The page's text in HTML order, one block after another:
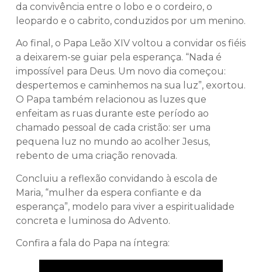
da convivência entre o lobo e o cordeiro, o
leopardo e o cabrito, conduzidos por um menino.
Ao final, o Papa Leão XIV voltou a convidar os fiéis
a deixarem-se guiar pela esperança. “Nada é
impossível para Deus. Um novo dia começou:
despertemos e caminhemos na sua luz”, exortou.
O Papa também relacionou as luzes que
enfeitam as ruas durante este período ao
chamado pessoal de cada cristão: ser uma
pequena luz no mundo ao acolher Jesus,
rebento de uma criação renovada.
Concluiu a reflexão convidando à escola de
Maria, “mulher da espera confiante e da
esperança”, modelo para viver a espiritualidade
concreta e luminosa do Advento.
Confira a fala do Papa na íntegra: